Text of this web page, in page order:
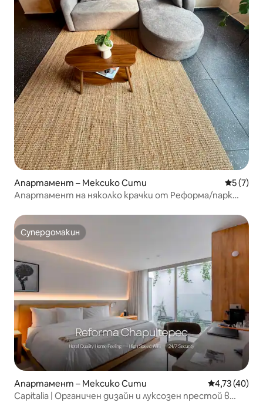
Апартамент – Мексико Сити Средна
5 (7)
Апартамент на няколко крачки от Реформа/парк
Супердомакин
Супердомакин
Апартамент – Мексико Сити Средна
4,73 (40)
Capitalia | Органичен дизайн и луксозен престой в